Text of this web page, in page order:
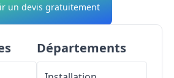
un devis gratuitement
Départements